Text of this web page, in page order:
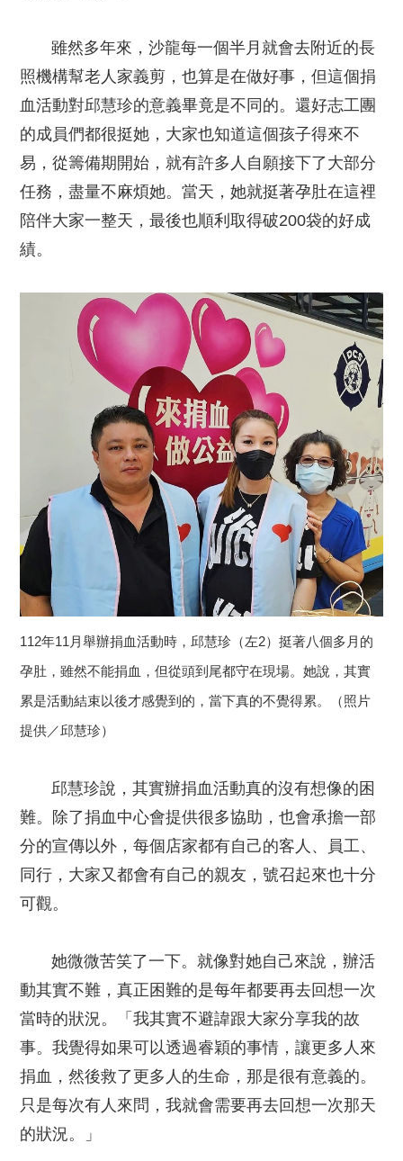
雖然多年來，沙龍每一個半月就會去附近的長
照機構幫老人家義剪，也算是在做好事，但這個捐
血活動對邱慧珍的意義畢竟是不同的。還好志工團
的成員們都很挺她，大家也知道這個孩子得來不
易，從籌備期開始，就有許多人自願接下了大部分
任務，盡量不麻煩她。當天，她就挺著孕肚在這裡
陪伴大家一整天，最後也順利取得破200袋的好成
績。
112年11月舉辦捐血活動時，邱慧珍（左2）挺著八個多月的
孕肚，雖然不能捐血，但從頭到尾都守在現場。她說，其實
累是活動結束以後才感覺到的，當下真的不覺得累。（照片
提供／邱慧珍）
邱慧珍說，其實辦捐血活動真的沒有想像的困
難。除了捐血中心會提供很多協助，也會承擔一部
分的宣傳以外，每個店家都有自己的客人、員工、
同行，大家又都會有自己的親友，號召起來也十分
可觀。
她微微苦笑了一下。就像對她自己來說，辦活
動其實不難，真正困難的是每年都要再去回想一次
當時的狀況。「我其實不避諱跟大家分享我的故
事。我覺得如果可以透過睿穎的事情，讓更多人來
捐血，然後救了更多人的生命，那是很有意義的。
只是每次有人來問，我就會需要再去回想一次那天
的狀況。」